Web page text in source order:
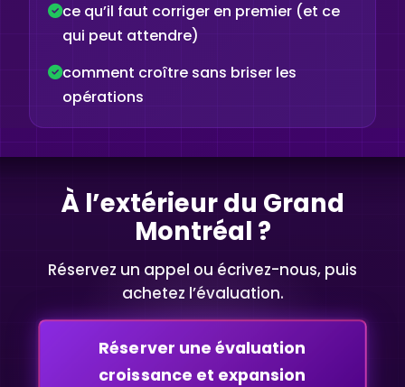
ce qu’il faut corriger en premier (et ce
qui peut attendre)
comment croître sans briser les
opérations
À l’extérieur du Grand
Montréal ?
Réservez un appel ou écrivez-nous, puis
achetez l’évaluation.
Réserver une évaluation
croissance et expansion